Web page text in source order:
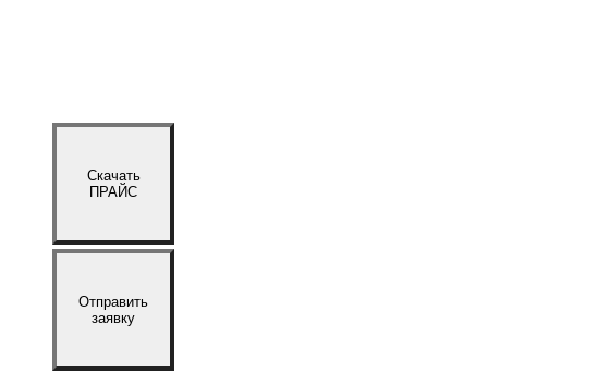
Скачать
ПРАЙС
Отправить
заявку